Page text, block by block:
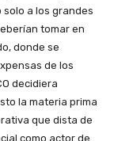
solo a los grandes
tomar en
donde se
de los
decidiera
la materia prima
que dista de
como actor de